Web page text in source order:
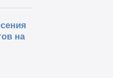
на